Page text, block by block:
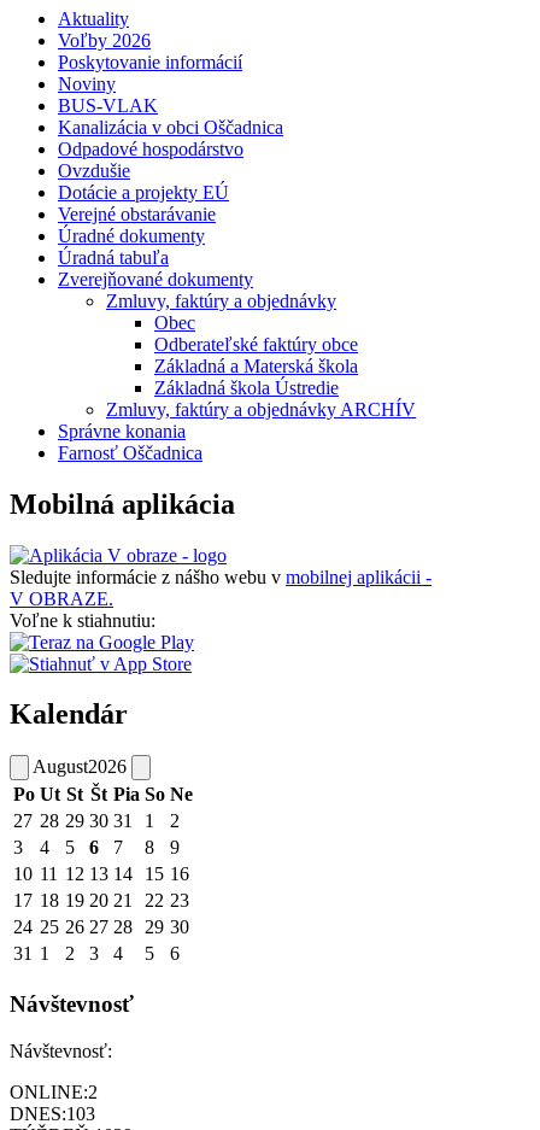
Aktuality
Voľby 2026
Poskytovanie informácií
Noviny
BUS-VLAK
Kanalizácia v obci Oščadnica
Odpadové hospodárstvo
Ovzdušie
Dotácie a projekty EÚ
Verejné obstarávanie
Úradné dokumenty
Úradná tabuľa
Zverejňované dokumenty
Zmluvy, faktúry a objednávky
Obec
Odberateľské faktúry obce
Základná a Materská škola
Základná škola Ústredie
Zmluvy, faktúry a objednávky ARCHÍV
Správne konania
Farnosť Oščadnica
Mobilná aplikácia
Sledujte informácie z nášho webu v mobilnej aplikácii -
V OBRAZE.
Voľne k stiahnutiu:
Kalendár
August2026
Po Ut St Št Pia So Ne
27 28 29 30 31 1
2
3
4 5 6 7 8
9
10 11 12 13 14 15 16
17 18 19 20 21 22 23
24 25 26 27 28 29 30
31 1 2 3 4 5 6
Návštevnosť
Návštevnosť:
ONLINE:2
DNES:103